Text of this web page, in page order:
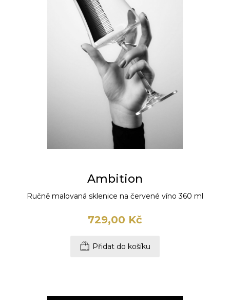
Ambition
Ručně malovaná sklenice na červené víno 360 ml
729,00 Kč
Přidat do košíku